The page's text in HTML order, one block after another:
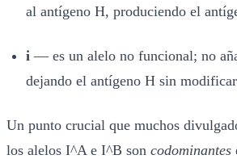
al antígeno H, produciendo el
i — es un alelo no funcional; no
dejando el antígeno H sin
Un punto crucial que muchos
los alelos I^A e I^B son codominantes